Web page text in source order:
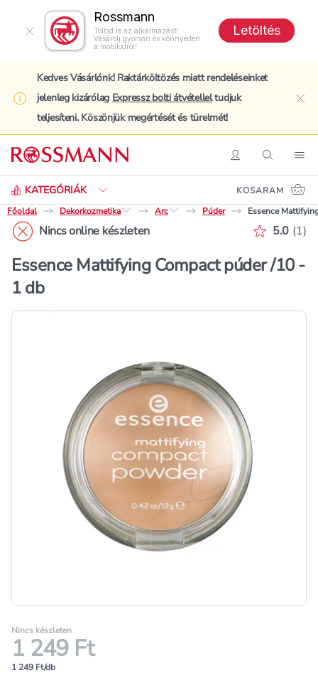
Rossmann
Töltsd le az alkalmazást!
Vásárolj gyorsan és könnyedén
a mobilodról!
Letöltés
Kedves Vásárlónk! Raktárköltözés miatt rendeléseinket
jelenleg kizárólag Expressz bolti átvételleltudjuk
teljesíteni. Köszönjük megértését és türelmét!
BelépésKeresés
KATEGÓRIÁK
Keresés
KOSARAM
Főoldal
Dekorkozmetika Arc Púder Essence
Nincs online készleten 5.0 (1)
Essence Mattifying Compact púder /10 -
1 db
Nincs készleten
1 249 Ft
1 249 Ft/db